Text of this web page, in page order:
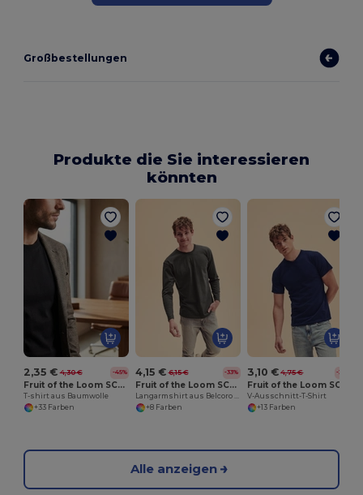
Großbestellungen
Produkte die Sie interessieren
könnten
2,35 € 4,30 € -45%
Fruit of the Loom SC221
T-shirt aus Baumwolle
+33 Farben
4,15 € 6,15 € -33%
Fruit of the Loom SC201
+8 Farben
3,10 € 4,75 € -35%
V-Ausschnitt-T-Shirt
+13 Farben
Alle anzeigen